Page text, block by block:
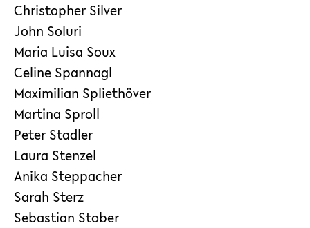
Christopher Silver
John Soluri
Maria Luisa Soux
Celine Spannagl
Maximilian Spliethöver
Martina Sproll
Peter Stadler
Laura Stenzel
Anika Steppacher
Sarah Sterz
Sebastian Stober